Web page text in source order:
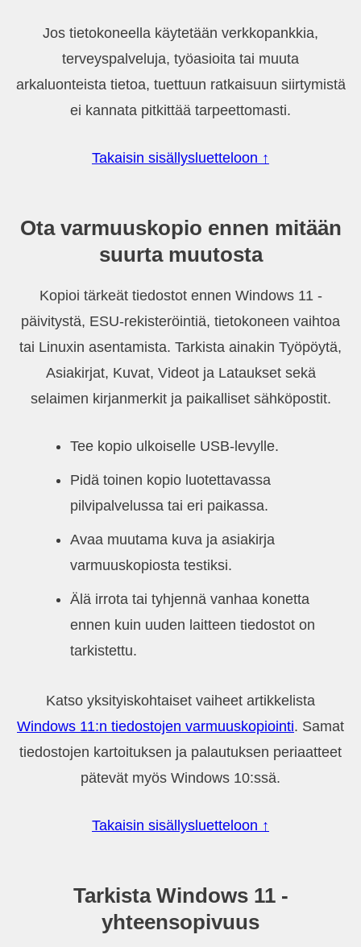
Jos tietokoneella käytetään verkkopankkia,
terveyspalveluja, työasioita tai muuta
arkaluonteista tietoa, tuettuun ratkaisuun siirtymistä
ei kannata pitkittää tarpeettomasti.
Takaisin sisällysluetteloon ↑
Ota varmuuskopio ennen mitään
suurta muutosta
Kopioi tärkeät tiedostot ennen Windows 11 -
päivitystä, ESU-rekisteröintiä, tietokoneen vaihtoa
tai Linuxin asentamista. Tarkista ainakin Työpöytä,
Asiakirjat, Kuvat, Videot ja Lataukset sekä
selaimen kirjanmerkit ja paikalliset sähköpostit.
Tee kopio ulkoiselle USB-levylle.
Pidä toinen kopio luotettavassa
pilvipalvelussa tai eri paikassa.
Avaa muutama kuva ja asiakirja
varmuuskopiosta testiksi.
Älä irrota tai tyhjennä vanhaa konetta
ennen kuin uuden laitteen tiedostot on
tarkistettu.
Katso yksityiskohtaiset vaiheet artikkelista
Windows 11:n tiedostojen varmuuskopiointi. Samat
tiedostojen kartoituksen ja palautuksen periaatteet
pätevät myös Windows 10:ssä.
Takaisin sisällysluetteloon ↑
Tarkista Windows 11 -
yhteensopivuus